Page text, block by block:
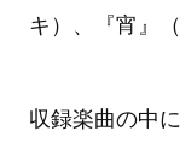
キ）、『宵』
収録楽曲の中